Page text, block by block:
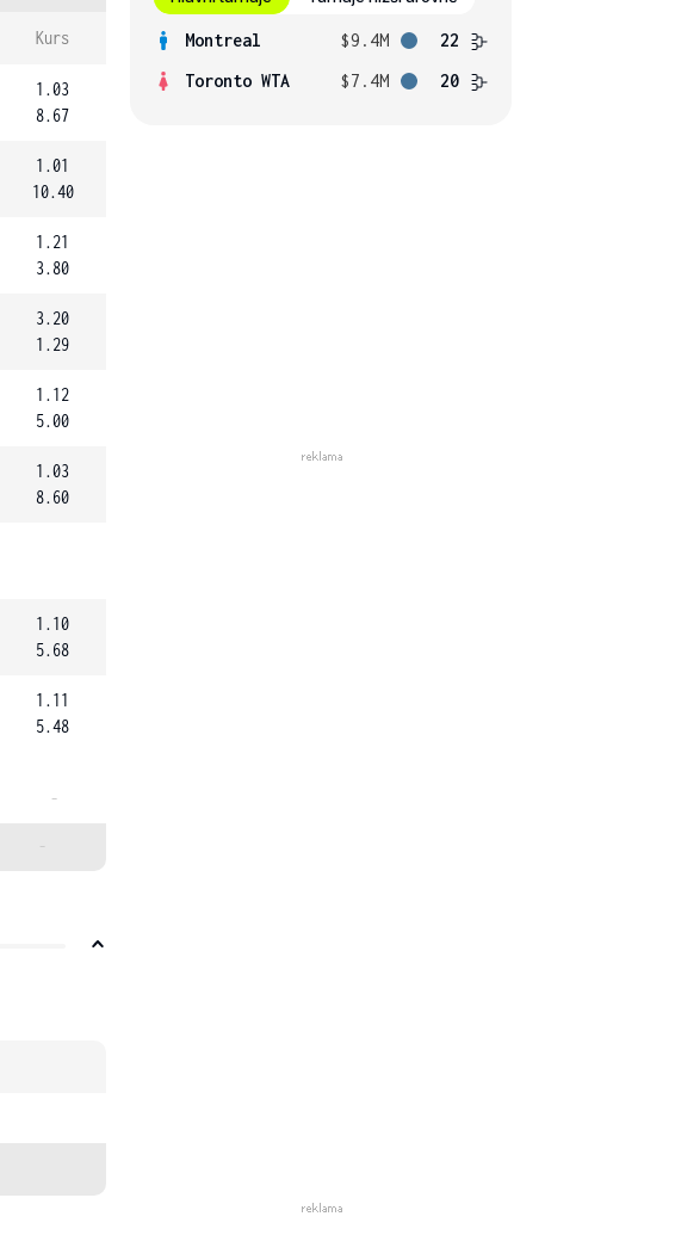
Kurs
1.03
8.67
1.01
10.40
1.21
3.80
3.20
1.29
1.12
5.00
1.03
8.60
1.10
5.68
1.11
5.48
-
-
Montreal $9.4M
22
Toronto WTA
$7.4M 20